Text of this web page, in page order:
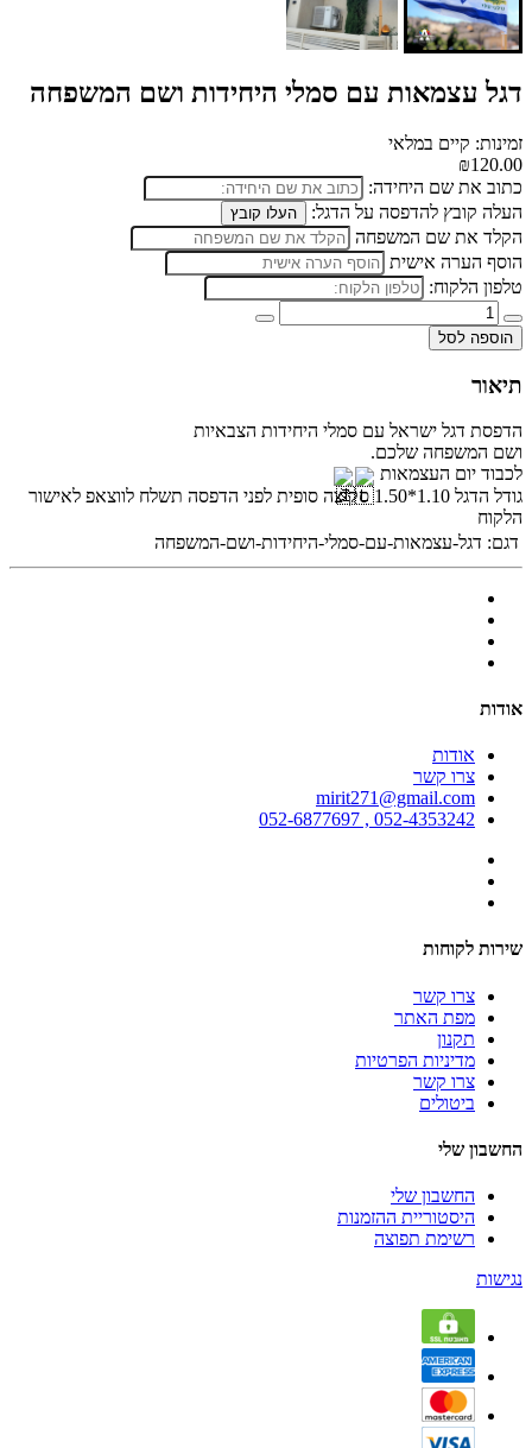
דגל עצמאות עם סמלי היחידות ושם המשפחה
זמינות: קיים במלאי
₪120.00
כתוב את שם היחידה:
העלה קובץ להדפסה על הדגל:
העלו קובץ
הקלד את שם המשפחה
הוסף הערה אישית
טלפון הלקוח:
הוספה לסל
תיאור
הדפסת דגל ישראל עם סמלי היחידות הצבאיות
ושם המשפחה שלכם.
לכבוד יום העצמאות
גודל הדגל 1.10*1.50 סקיצה סופית לפני הדפסה תשלח לווצאפ לאישור
הלקוח
דגם: דגל-עצמאות-עם-סמלי-היחידות-ושם-המשפחה
אודות
אודות
צרו קשר
mirit271@gmail.com
052-4353242 , 052-6877697
שירות לקוחות
צרו קשר
מפת האתר
תקנון
מדיניות הפרטיות
צרו קשר
ביטולים
החשבון שלי
החשבון שלי
היסטוריית ההזמנות
רשימת תפוצה
נגישות